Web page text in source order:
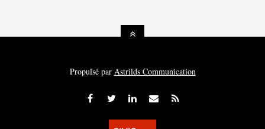
Propulsé par Astrilds Communication